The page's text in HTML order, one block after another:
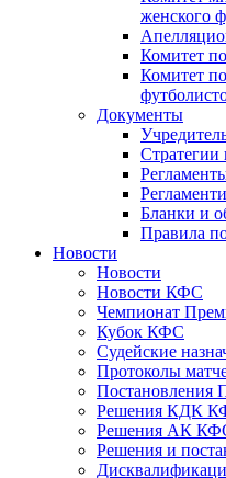
женского
Комитет
Комитет
Документы
Бланки и
Правила
Новости
Новости
Новости КФС
Чемпионат
Кубок КФС
Судейские
Протоколы
Постановления
Решения КДК
Решения АК
Решения и